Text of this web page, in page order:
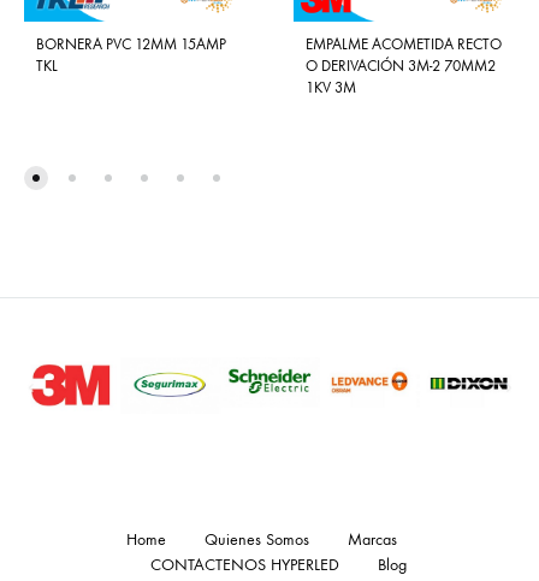
BORNERA PVC 12MM 15AMP
TKL
EMPALME ACOMETIDA RECTO
O DERIVACIÓN 3M-2 70MM2
1KV 3M
Home Quienes Somos
Marcas
CONTACTENOS HYPERLED
Blog